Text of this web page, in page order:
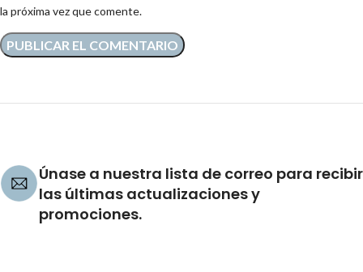
la próxima vez que comente.
Únase a nuestra lista de correo para recibir
las últimas actualizaciones y
promociones.